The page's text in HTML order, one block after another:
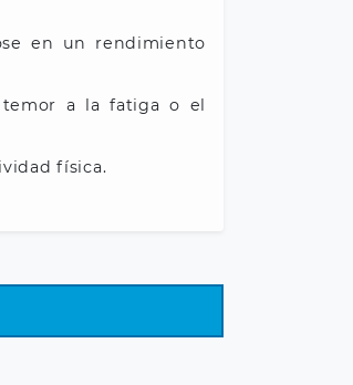
en un rendimiento
temor a la fatiga o el
física.